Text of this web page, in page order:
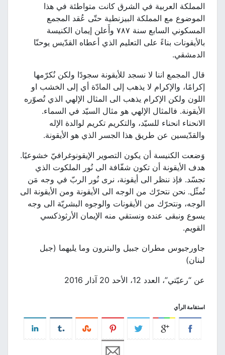
المملكة العربية في الشرق كانت متواطئة في هذا
الموضوع مع المملكة البيزنطية حتّى عُقد المجمع
المسكوني السابع سنة ٧٨٧ وأَعلن إيمان الكنيسة
بالأيقونات بناءً على التعليم الذي أعطاه القدّيس يوحنّا
الدمشقي.
قال المجمع اننا لا نسجد للأيقونة سجودًا ولكن نُكرّمها
إكرامًا، والإكرام لا يذهب إلى المادّة أي إلى الخشب او
اللون ولكن الإكرام يذهب الى المثال الإلهي الذي تُصوّره
الأيقونة. فالمثال الإلهي هو مثال السيّد في السماء.
الانحناء انحناء للسيّد، والتكريم تكريم لوالدة الإله
والقدّيسين عن طريق هذا الجسر الذي هو الأيقونة.
وَضعت الكنيسة أن يكون التصوير الإيقونوغرافيّ خشوعيًا.
هدف الأيقونة أن تكون شفّافة الى نُور الملكوت الذي
تجسّد. فإذ ننظر الى أيقونة، نرى نُور الربّ في وجه مَن
تُمثّل. نحن نتحرّك من الوجه الى الأيقونة ومن الأيقونة الى
الوجه، ونتحرّك من الأيقونات والوجوه البشريّة الى وجه
يسوع ونبقى عنده ونستقي منه الإيمان الأرثوذكسي
القويم.
جاورجيوس مطران جبيل والبترون وما يليهما (جبل
لبنان)
عن “رعيّتي”، العدد 12، الأحد 20 آذار 2016
استقامة الرأي